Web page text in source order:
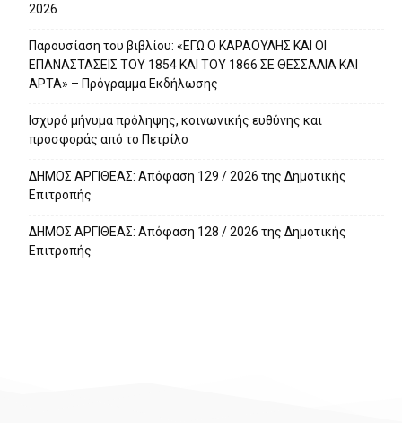
2026
Παρουσίαση του βιβλίου: «ΕΓΩ Ο ΚΑΡΑΟΥΛΗΣ ΚΑΙ ΟΙ
ΕΠΑΝΑΣΤΑΣΕΙΣ ΤΟΥ 1854 ΚΑΙ ΤΟΥ 1866 ΣΕ ΘΕΣΣΑΛΙΑ ΚΑΙ
ΑΡΤΑ» – Πρόγραμμα Εκδήλωσης
Ισχυρό μήνυμα πρόληψης, κοινωνικής ευθύνης και
προσφοράς από το Πετρίλο
ΔΗΜΟΣ ΑΡΓΙΘΕΑΣ: Απόφαση 129 / 2026 της Δημοτικής
Επιτροπής
ΔΗΜΟΣ ΑΡΓΙΘΕΑΣ: Απόφαση 128 / 2026 της Δημοτικής
Επιτροπής